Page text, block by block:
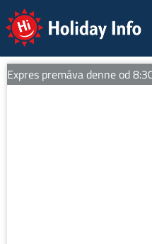
Holiday Info
premáva denne od